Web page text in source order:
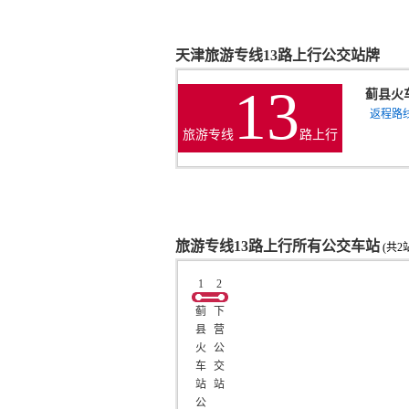
天津旅游专线13路上行公交站牌
旅游专线 13 路上行
蓟县火
返程路
旅游专线13路上行所有公交车站 (共2
1
蓟
县
火
车
站
公
2
下
营
公
交
站